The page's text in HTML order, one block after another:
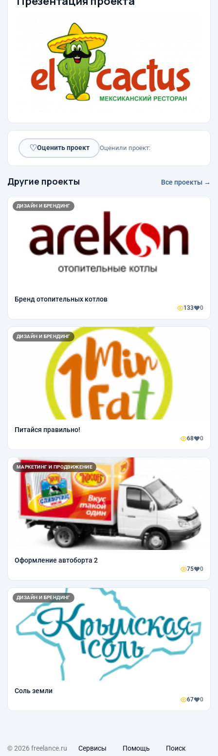
♡Оценить проект Оценили проект:
Другие проекты Все проекты →
ДИЗАЙН И БРЕНДИНГ
Бренд отопительных котлов
133 0
ДИЗАЙН И БРЕНДИНГ
Питайся правильно!
68 0
МАРКЕТИНГ И ПРОДВИЖЕНИЕ
Оформление автоборта 2
75 0
ДИЗАЙН И БРЕНДИНГ
Соль земли
67 0
© 2026 freelance.ru Сервисы Помощь Поиск